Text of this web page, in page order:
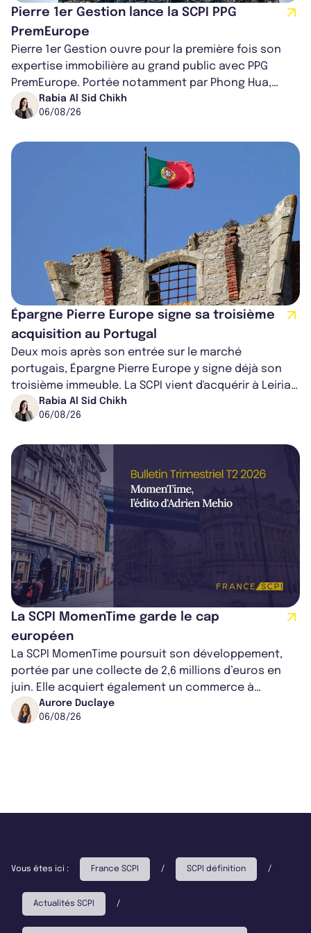
Pierre 1er Gestion lance la SCPI PPG
PremEurope
Pierre 1er Gestion ouvre pour la première fois son
expertise immobilière au grand public avec PPG
PremEurope. Portée notamment par Phong Hua,
ancien directeur des investissements d...
Rabia Al Sid Chikh
06/08/26
Épargne Pierre Europe signe sa troisième
acquisition au Portugal
Deux mois après son entrée sur le marché
portugais, Épargne Pierre Europe y signe déjà son
troisième immeuble. La SCPI vient d'acquérir à Leiria,
dans le centre du pays, un établis...
Rabia Al Sid Chikh
06/08/26
La SCPI MomenTime garde le cap
européen
La SCPI MomenTime poursuit son développement,
portée par une collecte de 2,6 millions d’euros en
juin. Elle acquiert également un commerce à
Worcester, place une plateforme logisti...
Aurore Duclaye
06/08/26
Vous êtes ici : France SCPI / SCPI définition /
Actualités SCPI /